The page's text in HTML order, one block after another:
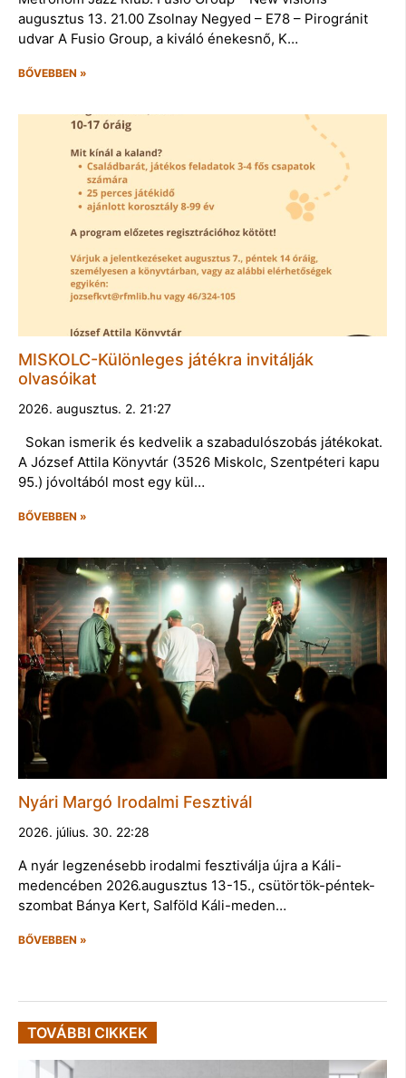
augusztus 13. 21.00 Zsolnay Negyed – E78 – Pirogránit
udvar A Fusio Group, a kiváló énekesnő, K…
BŐVEBBEN »
MISKOLC-Különleges játékra invitálják
olvasóikat
2026. augusztus. 2. 21:27
Sokan ismerik és kedvelik a szabadulószobás játékokat.
A József Attila Könyvtár (3526 Miskolc, Szentpéteri kapu
95.) jóvoltából most egy kül…
BŐVEBBEN »
Nyári Margó Irodalmi Fesztivál
2026. július. 30. 22:28
A nyár legzenésebb irodalmi fesztiválja újra a Káli-
medencében 2026.augusztus 13-15., csütörtök-péntek-
szombat Bánya Kert, Salföld Káli-meden…
BŐVEBBEN »
TOVÁBBI CIKKEK